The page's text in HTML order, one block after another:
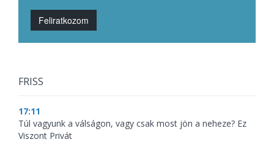
Feliratkozom
FRISS
17:11
Túl vagyunk a válságon, vagy csak most jön a neheze? Ez
Viszont Privát